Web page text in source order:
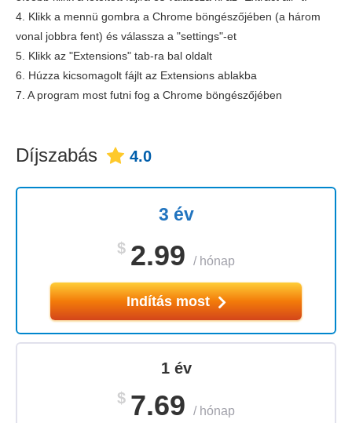
4. Klikk a mennü gombra a Chrome böngészőjében (a három
vonal jobbra fent) és válassza a "settings"-et
5. Klikk az "Extensions" tab-ra bal oldalt
6. Húzza kicsomagolt fájlt az Extensions ablakba
7. A program most futni fog a Chrome böngészőjében
Díjszabás 4.0
3 év
$ 2.99 / hónap
Indítás most
1 év
$ 7.69 / hónap